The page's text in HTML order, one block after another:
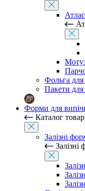
Фольга
Пакети для
Форми для
Каталог
Залізні
Залізні